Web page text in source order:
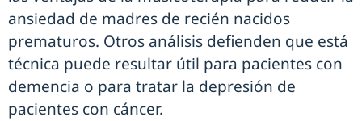
ansiedad de madres de recién nacidos
prematuros. Otros análisis defienden que está
técnica puede resultar útil para pacientes con
demencia o para tratar la depresión de
pacientes con cáncer.